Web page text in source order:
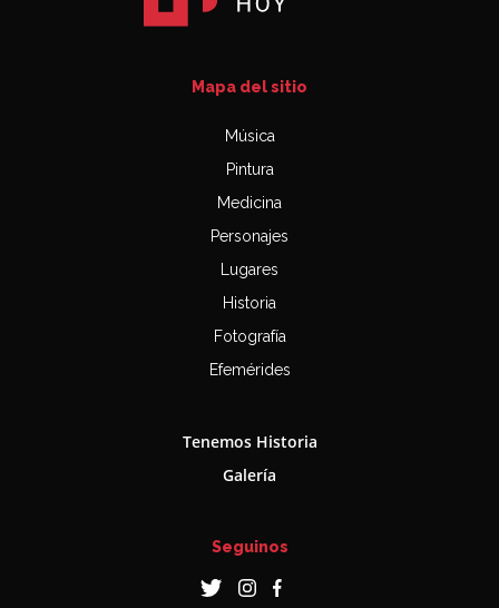
Mapa del sitio
Música
Pintura
Medicina
Personajes
Lugares
Historia
Fotografía
Efemérides
Tenemos Historia
Galería
Seguinos